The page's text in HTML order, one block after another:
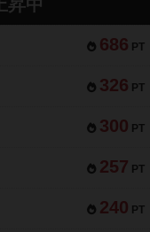
昇中
686 PT
326 PT
300 PT
257 PT
240 PT